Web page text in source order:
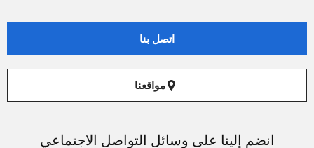
اتصل بنا
مواقعنا
انضم إلينا على وسائل التواصل الاجتماعي